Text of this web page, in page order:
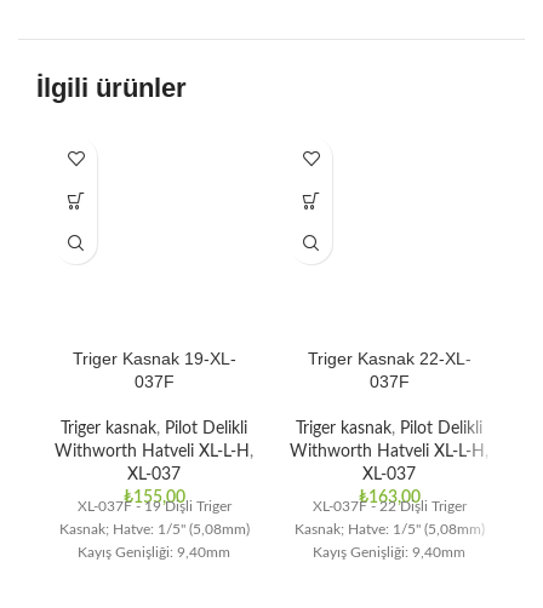
İlgili ürünler
Triger Kasnak 19-XL-
037F
Triger kasnak, Pilot Delikli
Withworth Hatveli XL-L-H ,
XL-037
₺155,00
XL-037F - 19 Dişli Triger
Kasnak; Hatve: 1/5" (5,08mm)
Kayış Genişliği: 9,40mm
Triger Kasnak 22-XL-
037F
Triger kasnak, Pilot Delikli
Withworth Hatveli XL-L-H ,
XL-037
₺163,00
XL-037F - 22 Dişli Triger
Kasnak; Hatve: 1/5" (5,08mm)
Kayış Genişliği: 9,40mm